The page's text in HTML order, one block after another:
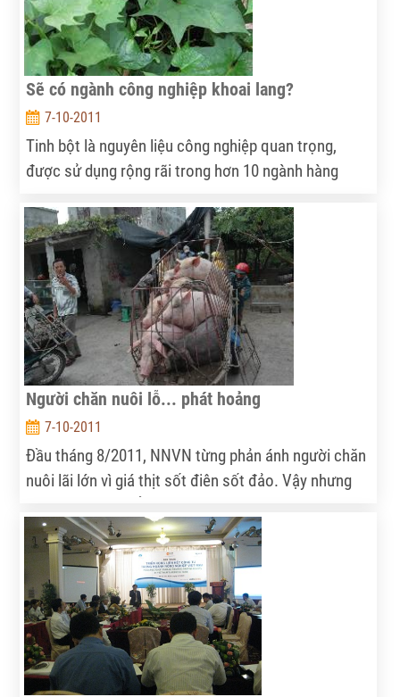
Sẽ có ngành công nghiệp khoai lang?
7-10-2011
Tinh bột là nguyên liệu công nghiệp quan trọng,
được sử dụng rộng rãi trong hơn 10 ngành hàng
giới ngày càng coi trọng công nghiệp chế biến tinh
bột. Đến nay, công nghệ chế biến tinh bột ở các
nước tiên tiến đã hướng tới sản xuất lớn.
Người chăn nuôi lỗ... phát hoảng
7-10-2011
Đầu tháng 8/2011, NNVN từng phản ánh người chăn
nuôi lãi lớn vì giá thịt sốt điên sốt đảo. Vậy nhưng
lại đây, thị trường thịt như bị “sặc nước” khi liên tục
lao dốc không phanh. Nông dân thì ngơ ngác như từ
thiên đường rơi xuống địa ngục.